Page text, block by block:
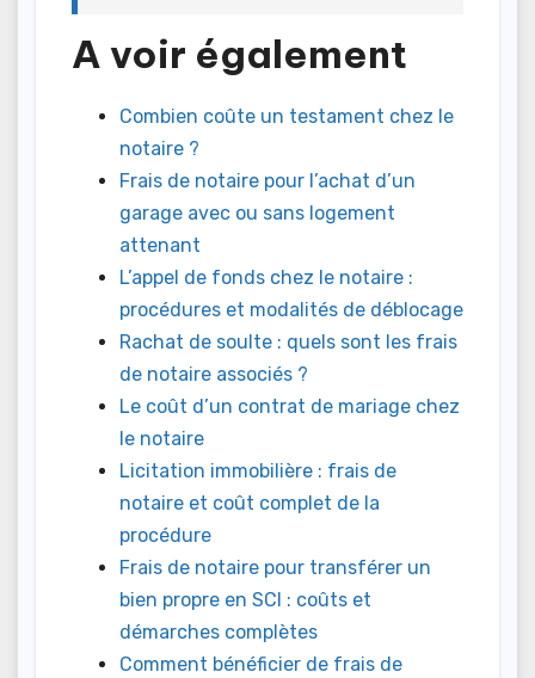
A voir également
Combien coûte un testament chez le
notaire ?
Frais de notaire pour l’achat d’un
garage avec ou sans logement
attenant
L’appel de fonds chez le notaire :
procédures et modalités de déblocage
Rachat de soulte : quels sont les frais
de notaire associés ?
Le coût d’un contrat de mariage chez
le notaire
Licitation immobilière : frais de
notaire et coût complet de la
procédure
Frais de notaire pour transférer un
bien propre en SCI : coûts et
démarches complètes
Comment bénéficier de frais de